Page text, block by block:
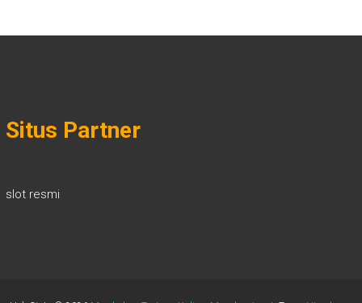
Situs Partner
slot resmi